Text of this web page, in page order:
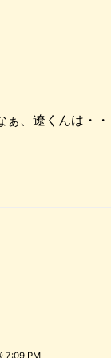
、遼くんは・・
7:09 PM